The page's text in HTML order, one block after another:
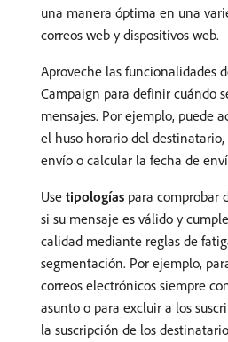
una manera óptima en una
correos web y dispositivos web.
Aproveche las funcionalidades
Campaign para definir cuándo
mensajes. Por ejemplo, puede
el huso horario del
envío o calcular la fecha de
Use tipologías para comprobar
si su mensaje es válido y
calidad mediante reglas de
segmentación. Por ejemplo,
correos electrónicos siempre
asunto o para excluir a los
la suscripción de los